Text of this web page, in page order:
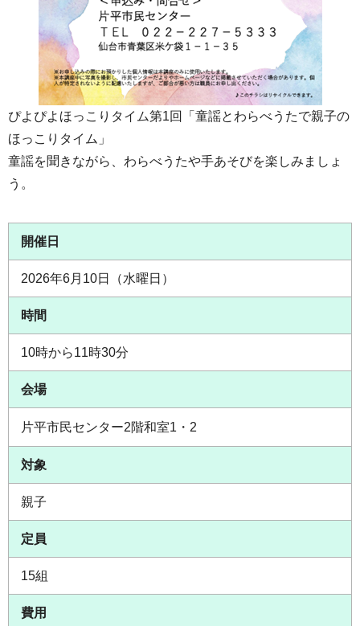
ぴよぴよほっこりタイム第1回「童謡とわらべうたで親子の
ほっこりタイム」
童謡を聞きながら、わらべうたや手あそびを楽しみましょ
う。
開催日
2026年6月10日（水曜日）
時間
10時から11時30分
会場
片平市民センター2階和室1・2
対象
親子
定員
15組
費用